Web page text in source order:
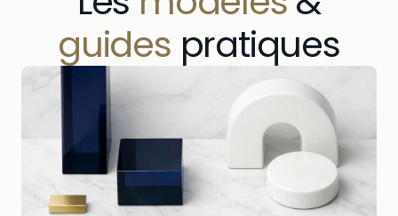
guides pratiques